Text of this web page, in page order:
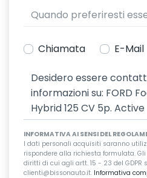
Chiamata E-Mail
INFORMATIVA AI SENSI DEL
I dati personali acquisiti saranno
rispondere alla richiesta formulata.
diritti di cui agli artt. 15 - 23 del GDPR
clienti@bissonauto.it. Informativa